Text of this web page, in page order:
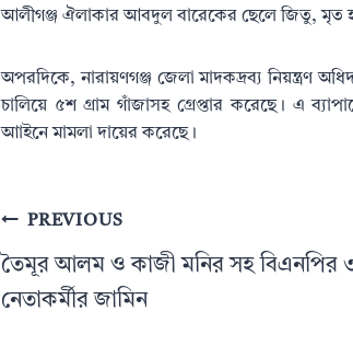
আলীগঞ্জ ঐলাকার আবদুল বারেকের ছেলে জিতু, মৃত
অপরদিকে, নারায়ণগঞ্জ জেলা মাদকদ্রব্য নিয়ন্ত্রণ
চালিয়ে ৫শ গ্রাম গাঁজাসহ গ্রেপ্তার করেছে। এ
আাইনে মামলা দায়ের করেছে।
PostPREVIOUS
তৈমূর আলম ও কাজী মনির সহ বিএনপির
নেতাকর্মীর জামিন